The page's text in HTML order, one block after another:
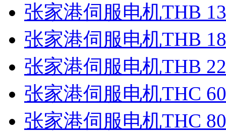
张家港伺服电机THB
张家港伺服电机THB
张家港伺服电机THB
张家港伺服电机THC
张家港伺服电机THC